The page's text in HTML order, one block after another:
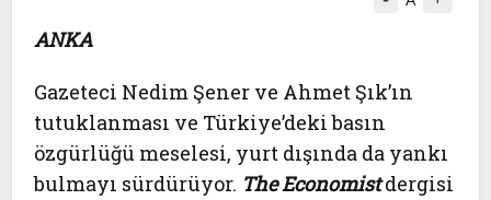
ANKA
Gazeteci Nedim Şener ve Ahmet Şık’ın
tutuklanması ve Türkiye’deki basın
özgürlüğü meselesi, yurt dışında da yankı
bulmayı sürdürüyor. The Economistdergisi